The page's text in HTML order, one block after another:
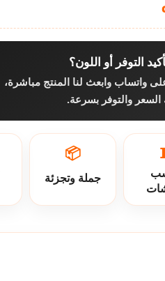
التوفر أو اللون؟
واتساب وابعث لنا المنتج مباشرة،
السعر والتوفر بسرعة.
📦
جملة وتجزئة